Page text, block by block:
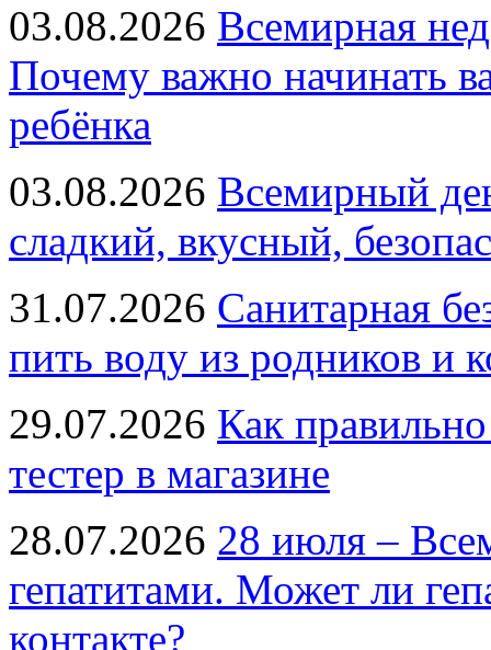
03.08.2026 Всемирная
Почему важно начинать
ребёнка
03.08.2026 Всемирный
сладкий, вкусный,
31.07.2026 Санитарная
пить воду из родников и
29.07.2026 Как
тестер в магазине
28.07.2026 28 июля –
гепатитами. Может ли
контакте?